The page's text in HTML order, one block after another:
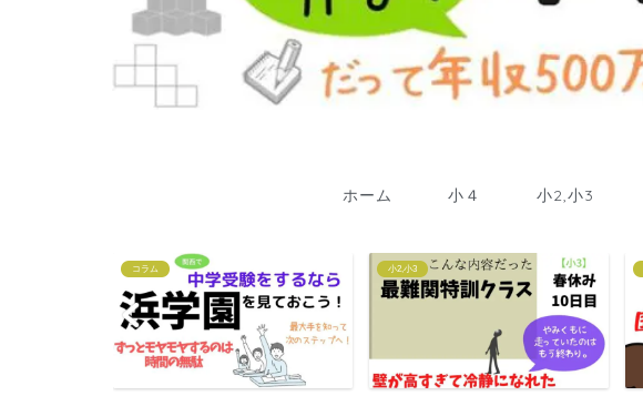
ホーム 小４ 小2,小3
小2,小3 小2,小3